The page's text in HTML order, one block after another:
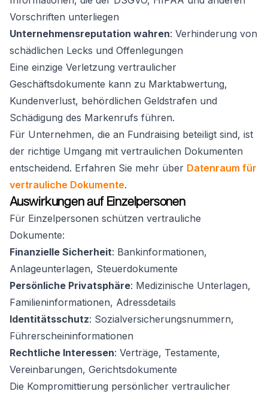
Vorschriften unterliegen
Unternehmensreputation wahren: Verhinderung von
schädlichen Lecks und Offenlegungen
Eine einzige Verletzung vertraulicher
Geschäftsdokumente kann zu Marktabwertung,
Kundenverlust, behördlichen Geldstrafen und
Schädigung des Markenrufs führen.
Für Unternehmen, die an Fundraising beteiligt sind, ist
der richtige Umgang mit vertraulichen Dokumenten
entscheidend. Erfahren Sie mehr über Datenraum für
vertrauliche Dokumente.
Auswirkungen auf Einzelpersonen
Für Einzelpersonen schützen vertrauliche
Dokumente:
Finanzielle Sicherheit: Bankinformationen,
Anlageunterlagen, Steuerdokumente
Persönliche Privatsphäre: Medizinische Unterlagen,
Familieninformationen, Adressdetails
Identitätsschutz: Sozialversicherungsnummern,
Führerscheininformationen
Rechtliche Interessen: Verträge, Testamente,
Vereinbarungen, Gerichtsdokumente
Die Kompromittierung persönlicher vertraulicher